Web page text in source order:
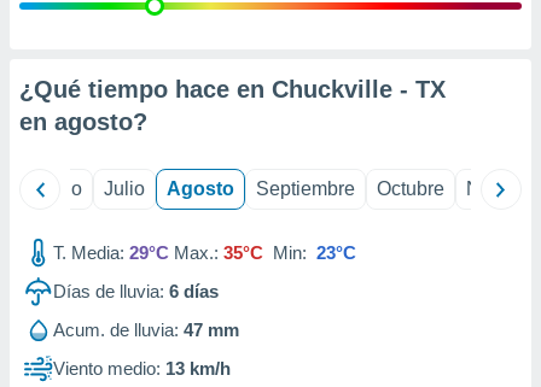
e
mediante
de
1199
¿Qué tiempo hace en Chuckville - TX
en agosto?
Junio Julio Agosto Septiembre Octubre
T. Media: 29°C Max.: 35°C Min: 23°C
Días de lluvia: 6 días
Acum. de lluvia: 47 mm
Viento medio: 13 km/h